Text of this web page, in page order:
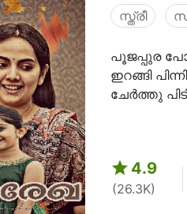
സ്ത്രീ
പൂജപ്പുര
ഇറങ്ങി
ചേർത്തു
 4.9
(26.3K)